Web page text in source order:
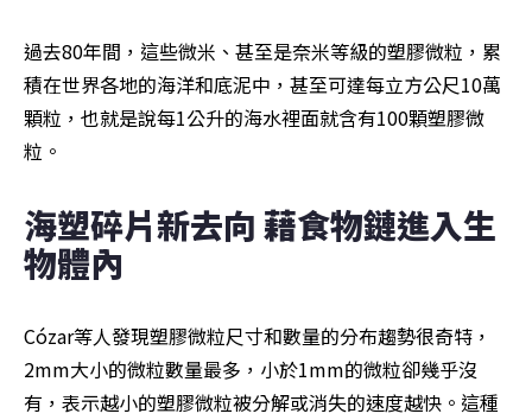
過去80年間，這些微米、甚至是奈米等級的塑膠微粒，累
積在世界各地的海洋和底泥中，甚至可達每立方公尺10萬
顆粒，也就是說每1公升的海水裡面就含有100顆塑膠微
粒。
海塑碎片新去向 藉食物鏈進入生
物體內
Cózar等人發現塑膠微粒尺寸和數量的分布趨勢很奇特，
2mm大小的微粒數量最多，小於1mm的微粒卻幾乎沒
有，表示越小的塑膠微粒被分解或消失的速度越快。這種